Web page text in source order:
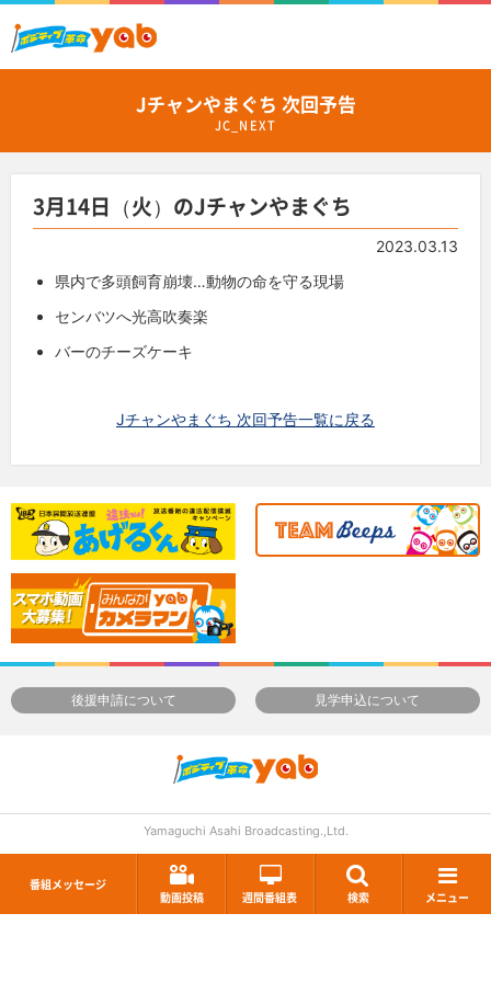
番組メッセージ
動画投稿
週間番組表 検索 メニュー
Jチャンやまぐち 次回予告
JC_NEXT
3月14日（火）のJチャンやまぐち
2023.03.13
県内で多頭飼育崩壊…動物の命を守る現場
センバツへ光高吹奏楽
バーのチーズケーキ
Jチャンやまぐち 次回予告一覧に戻る
後援申請について 見学申込について
Yamaguchi Asahi Broadcasting.,Ltd.